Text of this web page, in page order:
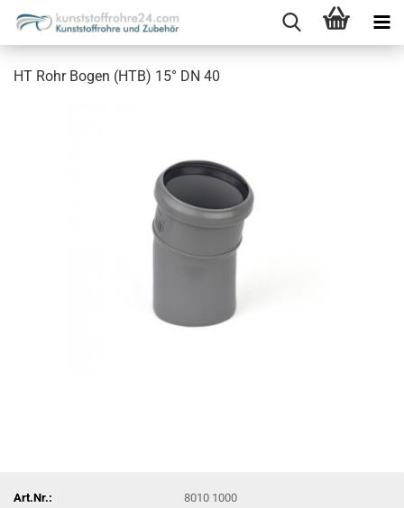
HT Rohr Bogen (HTB) 15° DN 40
Art.Nr.:
8010 1000